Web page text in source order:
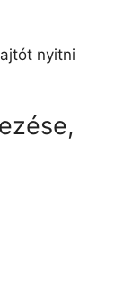
nyitni